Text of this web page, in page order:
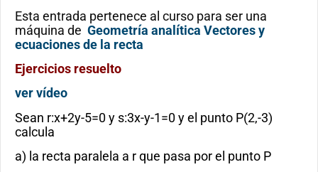
Esta entrada pertenece al curso para ser una
máquina de Geometría analítica Vectores y
ecuaciones de la recta
Ejercicios resuelto
ver vídeo
Sean r:x+2y-5=0 y s:3x-y-1=0 y el punto P(2,-3)
calcula
a) la recta paralela a r que pasa por el punto P